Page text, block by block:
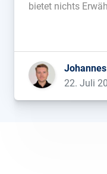
bietet nichts
22. Juli